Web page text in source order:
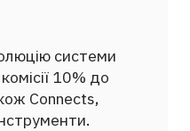
системи
10% до
Connects,